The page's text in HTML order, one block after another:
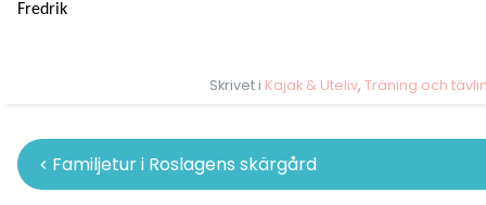
Fredrik
Skrivet i Kajak & Uteliv, Träning och
Inläggsnavigering
Familjetur i Roslagens skärgård